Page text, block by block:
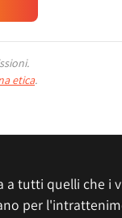
etica.
a tutti quelli che i
per